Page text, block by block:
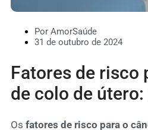
Por AmorSaúde
31 de outubro de 2024
Fatores de risco
de colo de
Os fatores de risco para o